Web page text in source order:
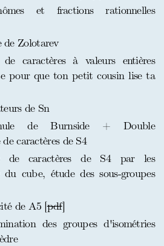
et fractions rationnelles
de Zolotarev
caractères à valeurs entières
pour que ton petit cousin lise ta
de Sn
de Burnside + Double
caractères de S4
de caractères de S4 par les
du cube, étude des sous-groupes
de A5 [pdf]
des groupes d'isométries